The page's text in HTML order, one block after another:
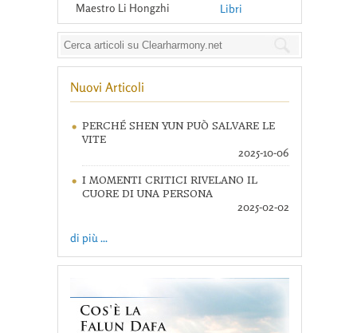
Maestro Li Hongzhi Libri
Nuovi Articoli
PERCHÉ SHEN YUN PUÒ SALVARE LE
VITE
2025-10-06
I MOMENTI CRITICI RIVELANO IL
CUORE DI UNA PERSONA
2025-02-02
di più ...